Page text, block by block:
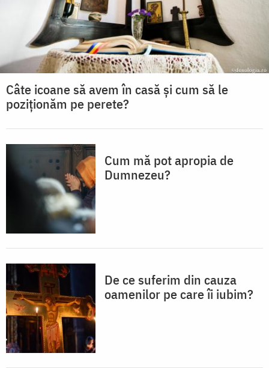
Câte icoane să avem în casă și cum să le
poziționăm pe perete?
Cum mă pot apropia de
Dumnezeu?
De ce suferim din cauza
oamenilor pe care îi iubim?